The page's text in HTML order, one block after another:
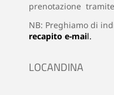
prenotazione
NB: Preghiamo di
recapito e-mail.
LOCANDINA